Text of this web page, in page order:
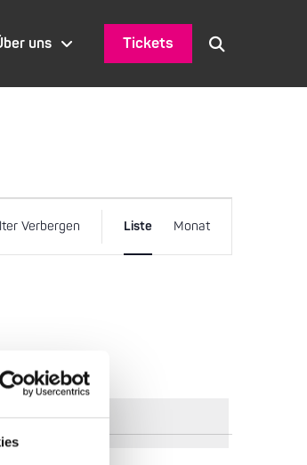
uns Tickets
Verbergen
Ansichten-
Liste Monat